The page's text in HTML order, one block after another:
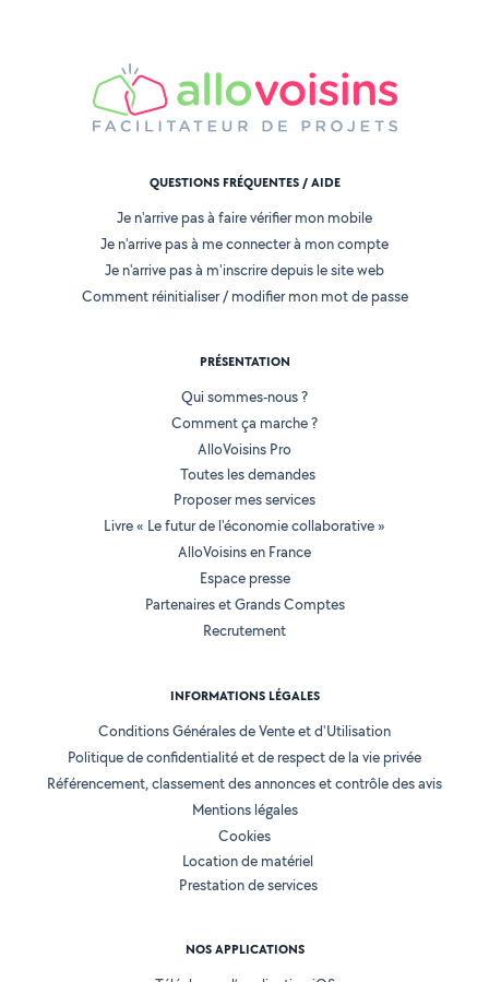
QUESTIONS FRÉQUENTES / AIDE
Je n'arrive pas à faire vérifier mon mobile
Je n'arrive pas à me connecter à mon compte
Je n'arrive pas à m'inscrire depuis le site web
Comment réinitialiser / modifier mon mot de passe
PRÉSENTATION
Qui sommes-nous ?
Comment ça marche ?
AlloVoisins Pro
Toutes les demandes
Proposer mes services
Livre « Le futur de l'économie collaborative »
AlloVoisins en France
Espace presse
Partenaires et Grands Comptes
Recrutement
INFORMATIONS LÉGALES
Conditions Générales de Vente et d'Utilisation
Politique de confidentialité et de respect de la vie privée
Référencement, classement des annonces et contrôle des avis
Mentions légales
Cookies
Location de matériel
Prestation de services
NOS APPLICATIONS